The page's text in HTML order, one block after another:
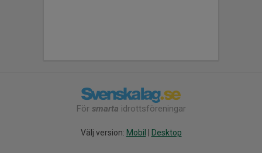
För smarta idrottsföreningar
Välj version: Mobil Desktop